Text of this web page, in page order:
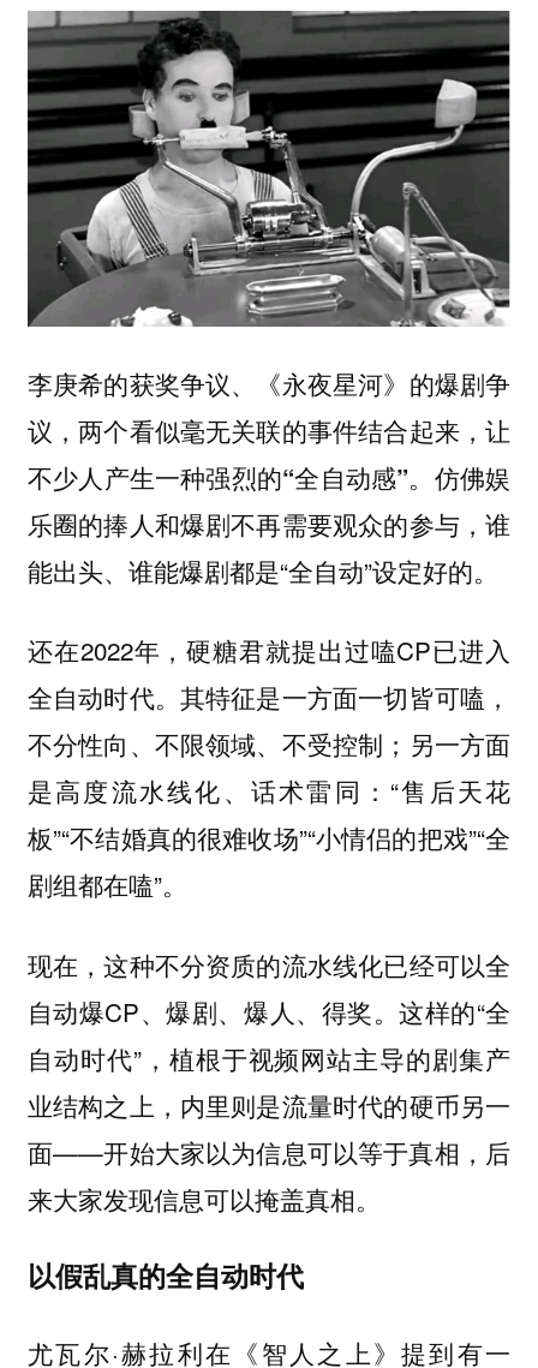
李庚希的获奖争议、《永夜星河》的爆剧争
议，两个看似毫无关联的事件结合起来，让
不少人产生一种强烈的“全自动感”。 仿佛娱
乐圈的捧人和爆剧不再需要观众的参与，谁
能出头、谁能爆剧都是“全自动”设定好的。
还在2022年，硬糖君就提出过嗑CP已进入
全自动时代。其特征是一方面一切皆可嗑，
不分性向、不限领域、不受控制；另一方面
是高度流水线化、话术雷同：“售后天花
板”“不结婚真的很难收场”“小情侣的把戏”“全
剧组都在嗑”。
现在，这种不分资质的流水线化已经可以全
自动爆CP、爆剧、爆人、得奖。这样的“全
自动时代”，植根于视频网站主导的剧集产
业结构之上，内里则是流量时代的硬币另一
面——开始大家以为信息可以等于真相，后
来大家发现信息可以掩盖真相。
以假乱真的全自动时代
尤瓦尔·赫拉利在《智人之上》提到有一